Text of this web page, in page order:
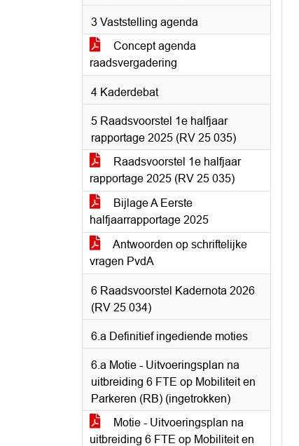
3 Vaststelling agenda
Concept agenda
raadsvergadering
4 Kaderdebat
5 Raadsvoorstel 1e halfjaar
rapportage 2025 (RV 25 035)
Raadsvoorstel 1e halfjaar
rapportage 2025 (RV 25 035)
Bijlage A Eerste
halfjaarrapportage 2025
Antwoorden op schriftelijke
vragen PvdA
6 Raadsvoorstel Kadernota 2026
(RV 25 034)
6.a Definitief ingediende moties
6.a Motie - Uitvoeringsplan na
uitbreiding 6 FTE op Mobiliteit en
Parkeren (RB) (ingetrokken)
Motie - Uitvoeringsplan na
uitbreiding 6 FTE op Mobiliteit en